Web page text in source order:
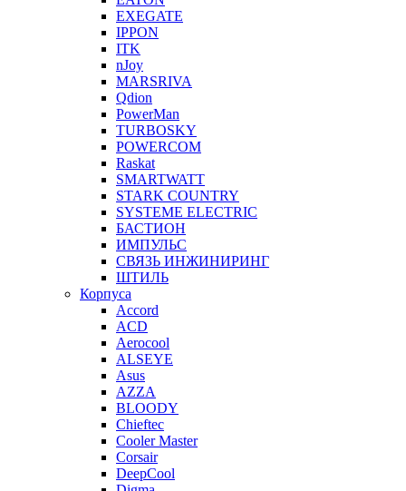
EXEGATE
IPPON
ITK
nJoy
MARSRIVA
Qdion
PowerMan
TURBOSKY
POWERCOM
Raskat
SMARTWATT
STARK COUNTRY
SYSTEME ELECTRIC
БАСТИОН
ИМПУЛЬС
СВЯЗЬ ИНЖИНИРИНГ
ШТИЛЬ
Корпуса
Accord
ACD
Aerocool
ALSEYE
Asus
AZZA
BLOODY
Chieftec
Cooler Master
Corsair
DeepCool